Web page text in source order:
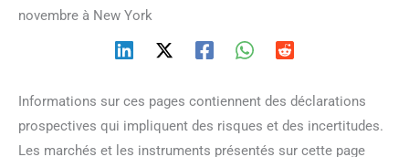
novembre à New York
Informations sur ces pages contiennent des déclarations
prospectives qui impliquent des risques et des incertitudes.
Les marchés et les instruments présentés sur cette page